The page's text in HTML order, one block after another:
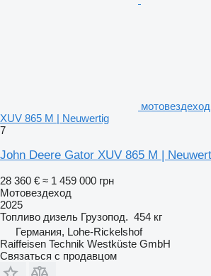
XUV 865 M | Neuwertig
7
John Deere Gator XUV 865 M |
28 360 € ≈ 1 459 000 грн
Мотовездеход
2025
Топливо дизель Грузопод. 454 кг
Германия, Lohe-Rickelshof
Raiffeisen Technik Westküste GmbH
Связаться с продавцом